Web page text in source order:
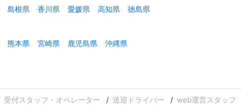
島根県 香川県 愛媛県 高知県 徳島県
熊本県 宮崎県 鹿児島県 沖縄県
受付スタッフ・オペレーター 送迎ドライバー web運営スタッフ